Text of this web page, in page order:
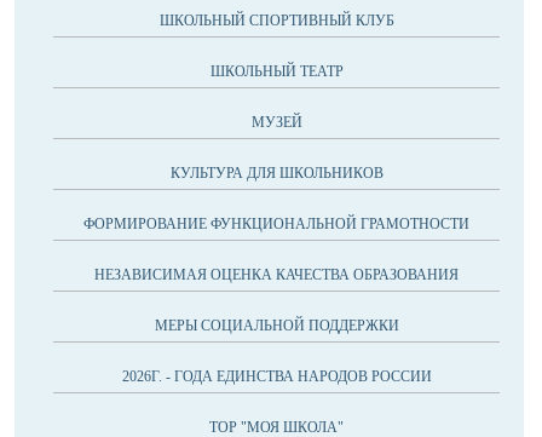
ШКОЛЬНЫЙ СПОРТИВНЫЙ КЛУБ
ШКОЛЬНЫЙ ТЕАТР
МУЗЕЙ
КУЛЬТУРА ДЛЯ ШКОЛЬНИКОВ
ФОРМИРОВАНИЕ ФУНКЦИОНАЛЬНОЙ ГРАМОТНОСТИ
НЕЗАВИСИМАЯ ОЦЕНКА КАЧЕСТВА ОБРАЗОВАНИЯ
МЕРЫ СОЦИАЛЬНОЙ ПОДДЕРЖКИ
2026Г. - ГОДА ЕДИНСТВА НАРОДОВ РОССИИ
ТОР "МОЯ ШКОЛА"